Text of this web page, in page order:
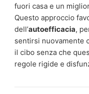
fuori casa e un
Questo approccio
dell’autoefficacia,
sentirsi nuovamente
il cibo senza che
regole rigide e